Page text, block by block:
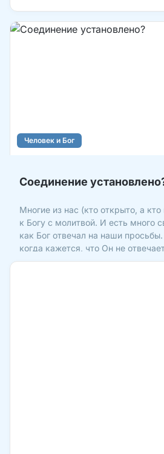
Человек и Бог
Соединение
Многие из нас (кто открыто, а
к Богу с молитвой. И есть много
как Бог отвечал на наши
когда кажется, что Он не
слышит? Не хочет помочь? Лучше